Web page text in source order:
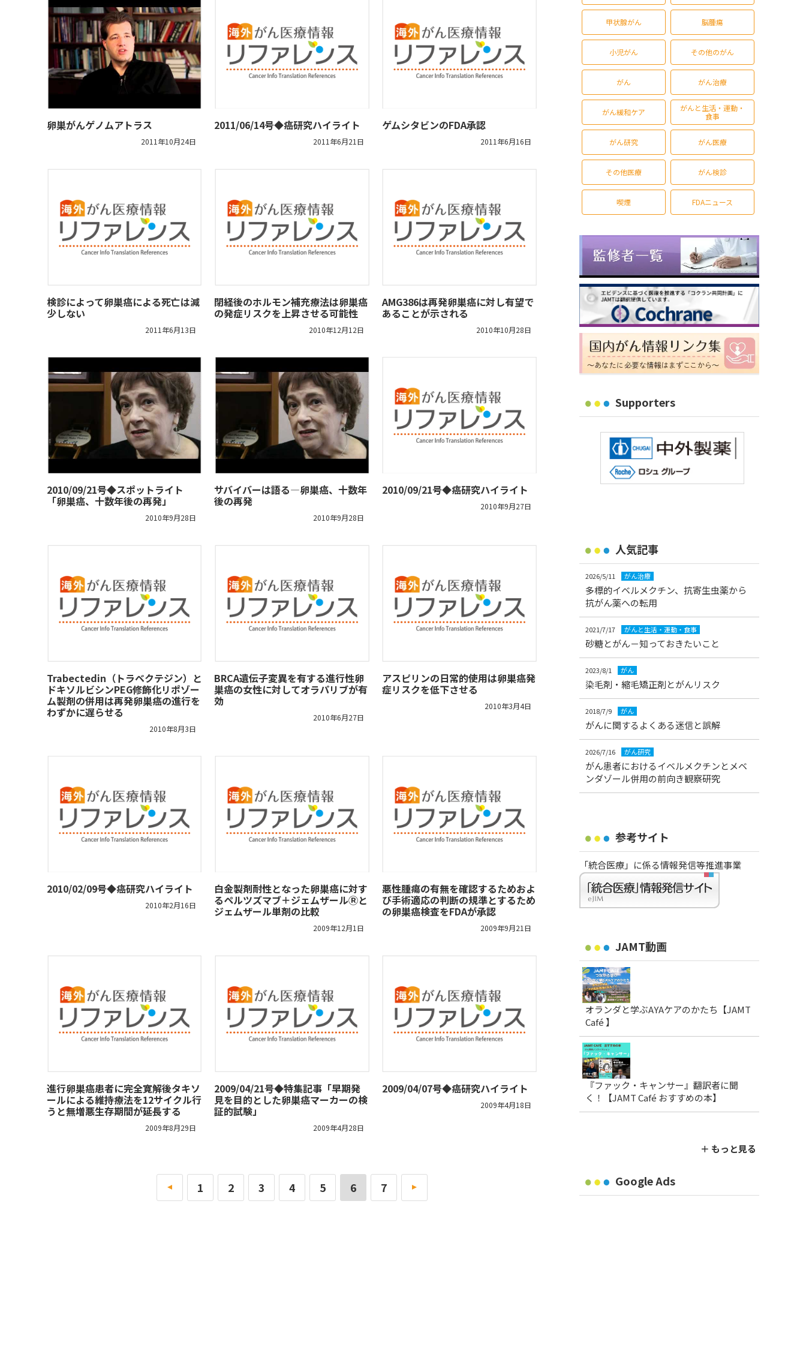
卵巣がんゲノムアトラス
2011年10月24日
2011/06/14号◆癌研究ハイライト
2011年6月21日
ゲムシタビンのFDA承認
2011年6月16日
検診によって卵巣癌による死亡は減
少しない
2011年6月13日
閉経後のホルモン補充療法は卵巣癌
の発症リスクを上昇させる可能性
2010年12月12日
AMG386は再発卵巣癌に対し有望で
あることが示される
2010年10月28日
2010/09/21号◆スポットライト
「卵巣癌、十数年後の再発」
2010年9月28日
サバイバーは語る―卵巣癌、十数年
後の再発
2010年9月28日
2010/09/21号◆癌研究ハイライト
2010年9月27日
Trabectedin（トラベクテジン）と
ドキソルビシンPEG修飾化リポゾー
ム製剤の併用は再発卵巣癌の進行を
わずかに遅らせる
2010年8月3日
BRCA遺伝子変異を有する進行性卵
巣癌の女性に対してオラパリブが有
効
2010年6月27日
アスピリンの日常的使用は卵巣癌発
症リスクを低下させる
2010年3月4日
2010/02/09号◆癌研究ハイライト
2010年2月16日
白金製剤耐性となった卵巣癌に対す
るペルツズマブ＋ジェムザールⓇと
ジェムザール単剤の比較
2009年12月1日
悪性腫瘍の有無を確認するためおよ
び手術適応の判断の規準とするため
の卵巣癌検査をFDAが承認
2009年9月21日
進行卵巣癌患者に完全寛解後タキソ
ールによる維持療法を12サイクル行
うと無増悪生存期間が延長する
2009年8月29日
2009/04/21号◆特集記事「早期発
見を目的とした卵巣癌マーカーの検
証的試験」
2009年4月28日
2009/04/07号◆癌研究ハイライト
2009年4月18日
« 1 2 3 4 5 6 7 »
甲状腺がん 脳腫瘍
小児がん その他のがん
がん がん治療
がん緩和ケア
がんと生活・運動・
食事
がん研究 がん医療
その他医療 がん検診
喫煙 FDAニュース
Supporters
人気記事
2026/5/11 がん治療
多標的イベルメクチン、抗寄生虫薬から
抗がん薬への転用
2021/7/17 がんと生活・運動・食事
砂糖とがん－知っておきたいこと
2023/8/1 がん
染毛剤・縮毛矯正剤とがんリスク
2018/7/9 がん
がんに関するよくある迷信と誤解
2026/7/16 がん研究
がん患者におけるイベルメクチンとメベ
ンダゾール併用の前向き観察研究
参考サイト
「統合医療」に係る情報発信等推進事業
JAMT動画
オランダと学ぶAYAケアのかたち【JAMT
Café 】
『ファック・キャンサー』翻訳者に聞
く！【JAMT Café おすすめの本】
＋ もっと見る
Google Ads